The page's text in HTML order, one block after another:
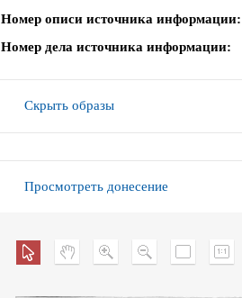
Номер описи источника информации
Номер дела источника информации
Скрыть образы
Просмотреть донесение